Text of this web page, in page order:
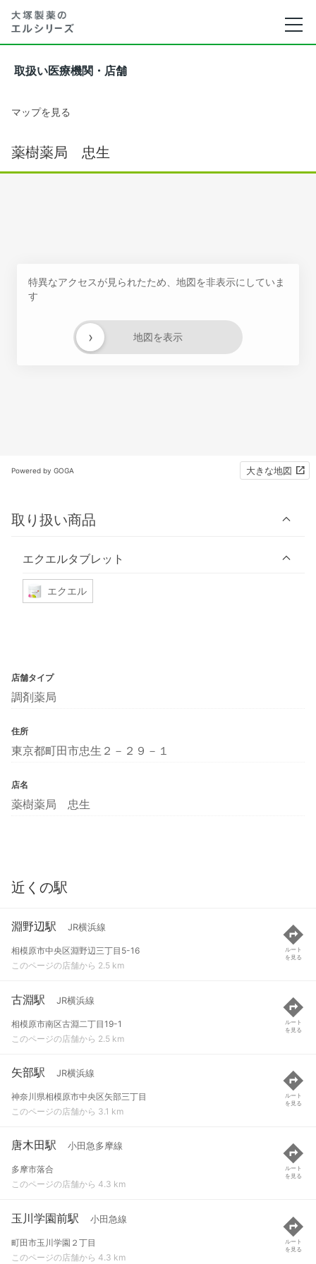
取扱い医療機関・店舗
マップを見る
薬樹薬局 忠生
特異なアクセスが見られたため、地図を非表示にしていま
す
地図を表示
›
Powered by GOGA 大きな地図
取り扱い商品
エクエルタブレット
エクエル
店舗タイプ
調剤薬局
住所
東京都町田市忠生２－２９－１
店名
薬樹薬局 忠生
近くの駅
淵野辺駅 JR横浜線
相模原市中央区淵野辺三丁目5-16
このページの店舗から 2.5 km
ルート
を見る
古淵駅 JR横浜線
相模原市南区古淵二丁目19-1
このページの店舗から 2.5 km
ルート
を見る
矢部駅 JR横浜線
神奈川県相模原市中央区矢部三丁目
このページの店舗から 3.1 km
ルート
を見る
唐木田駅 小田急多摩線
多摩市落合
このページの店舗から 4.3 km
ルート
を見る
玉川学園前駅 小田急線
町田市玉川学園２丁目
このページの店舗から 4.3 km
ルート
を見る